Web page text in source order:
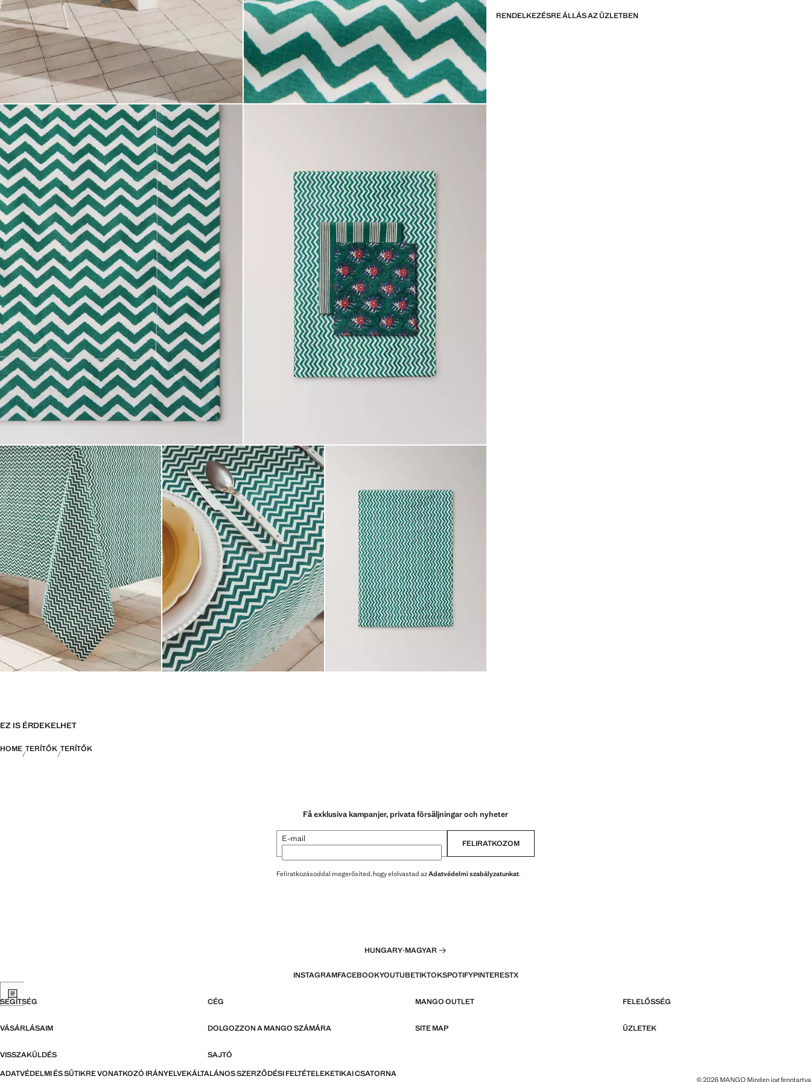
RENDELKEZÉSRE ÁLLÁS AZ ÜZLETBEN
EZ IS ÉRDEKELHET
HOME TERÍTŐK TERÍTŐK
Få exklusiva kampanjer, privata försäljningar och nyheter
E-mail FELIRATKOZOM
Feliratkozásoddal megerősíted, hogy elolvastad azAdatvédelmi szabályzatunkat.
HUNGARY·MAGYAR
INSTAGRAMFACEBOOKYOUTUBETIKTOKSPOTIFYPINTERESTX
SEGÍTSÉG CÉG MANGO OUTLET FELELŐSSÉG
VÁSÁRLÁSAIM DOLGOZZON A MANGO SZÁMÁRA SITE MAP ÜZLETEK
VISSZAKÜLDÉS
SAJTÓ
ADATVÉDELMI ÉS SÜTIKRE VONATKOZÓ IRÁNYELVEKÁLTALÁNOS SZERZŐDÉSI FELTÉTELEKETIKAI CSATORNA
© 2026 MANGO Minden jog fenntartva